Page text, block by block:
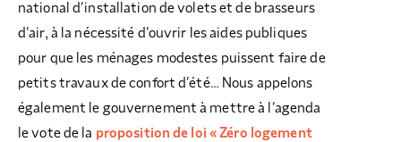
national d’installation de volets et de brasseurs
d’air, à la nécessité d’ouvrir les aides publiques
pour que les ménages modestes puissent faire de
petits travaux de confort d’été… Nous appelons
également le gouvernement à mettre à l’agenda
le vote de la proposition de loi « Zéro logement